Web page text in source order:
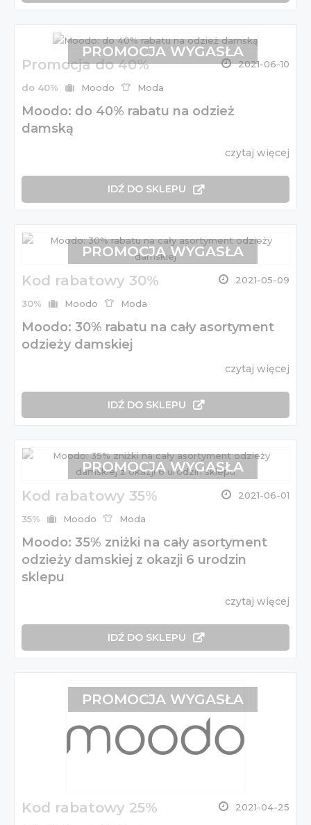
Promocja do 40% 2021-06-10
do 40% Moodo Moda
Moodo: do 40% rabatu na odzież
damską
czytaj więcej
IDŹ DO SKLEPU
PROMOCJA WYGASŁA
Kod rabatowy 30% 2021-05-09
30% Moodo Moda
Moodo: 30% rabatu na cały asortyment
odzieży damskiej
czytaj więcej
IDŹ DO SKLEPU
PROMOCJA WYGASŁA
Kod rabatowy 35% 2021-06-01
35% Moodo Moda
Moodo: 35% zniżki na cały asortyment
odzieży damskiej z okazji 6 urodzin
sklepu
czytaj więcej
IDŹ DO SKLEPU
PROMOCJA WYGASŁA
Kod rabatowy 25% 2021-04-25
PROMOCJA WYGASŁA